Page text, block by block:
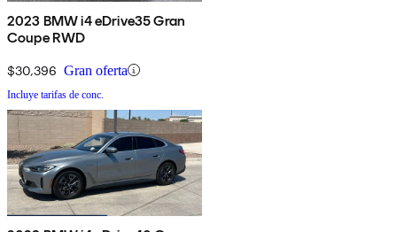
2023 BMW i4 eDrive35 Gran
Coupe RWD
$30,396 Gran oferta
Incluye tarifas de conc.